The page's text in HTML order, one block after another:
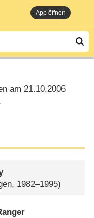
App öffnen
am 21.10.2006
1982–1995)